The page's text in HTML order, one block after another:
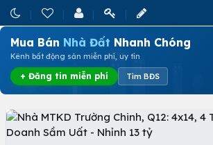
Mua Bán Nhà Đất Nhanh Chóng
Kênh bất động sản miễn phí, uy tín
+ Đăng tin miễn phí Tìm BĐS